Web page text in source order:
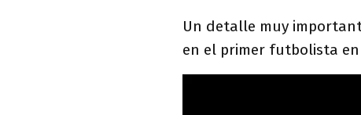
Un detalle muy
en el primer futbolista